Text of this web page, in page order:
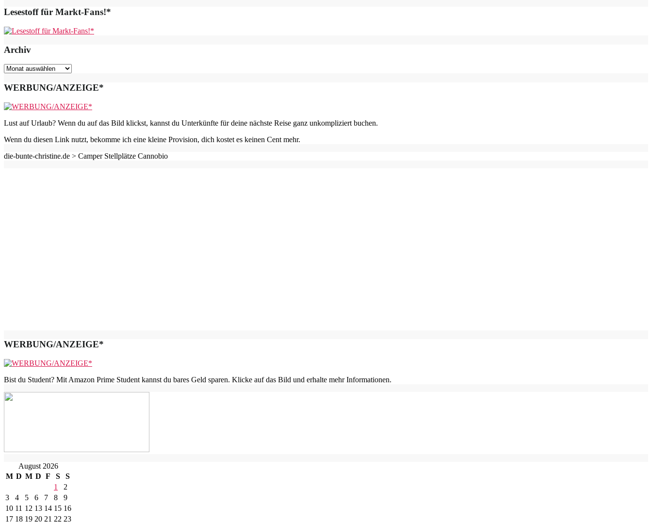
Lesestoff für Markt-Fans!*
Archiv
Archiv
WERBUNG/ANZEIGE*
Lust auf Urlaub? Wenn du auf das Bild klickst, kannst du Unterkünfte für deine nächste Reise ganz unkompliziert buchen.
Wenn du diesen Link nutzt, bekomme ich eine kleine Provision, dich kostet es keinen Cent mehr.
die-bunte-christine.de > Camper Stellplätze Cannobio
WERBUNG/ANZEIGE*
Bist du Student? Mit Amazon Prime Student kannst du bares Geld sparen. Klicke auf das Bild und erhalte mehr Informationen.
August 2026
M D M D F S
S
1
2
3
4 5 6 7 8
9
10 11 12 13 14 15 16
17 18 19 20 21 22 23